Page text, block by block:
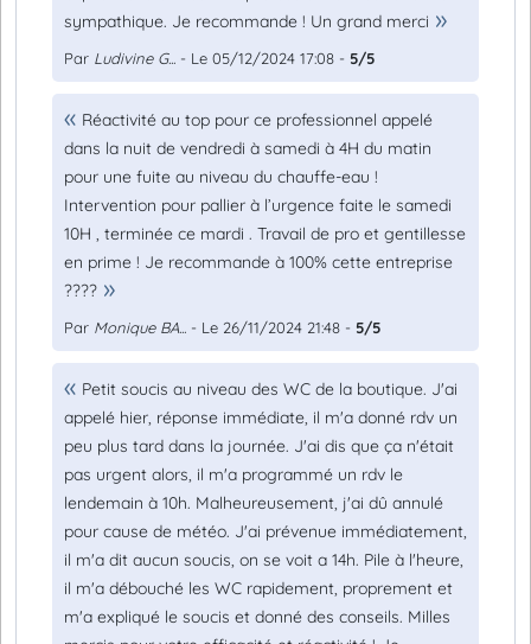
sympathique. Je recommande ! Un grand merci
Par Ludivine G... - Le 05/12/2024 17:08 - 5/5
Réactivité au top pour ce professionnel appelé
dans la nuit de vendredi à samedi à 4H du matin
pour une fuite au niveau du chauffe-eau !
Intervention pour pallier à l’urgence faite le samedi
10H , terminée ce mardi . Travail de pro et gentillesse
en prime ! Je recommande à 100% cette entreprise
????
Par Monique BA... - Le 26/11/2024 21:48 - 5/5
Petit soucis au niveau des WC de la boutique. J'ai
appelé hier, réponse immédiate, il m'a donné rdv un
peu plus tard dans la journée. J'ai dis que ça n'était
pas urgent alors, il m'a programmé un rdv le
lendemain à 10h. Malheureusement, j'ai dû annulé
pour cause de météo. J'ai prévenue immédiatement,
il m'a dit aucun soucis, on se voit a 14h. Pile à l'heure,
il m'a débouché les WC rapidement, proprement et
m'a expliqué le soucis et donné des conseils. Milles